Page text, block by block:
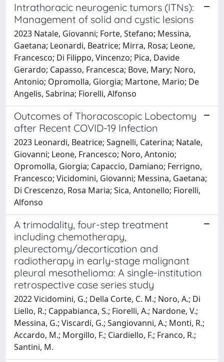
Intrathoracic neurogenic tumors (ITNs):
Management of solid and cystic lesions
2023 Natale, Giovanni; Forte, Stefano; Messina,
Gaetana; Leonardi, Beatrice; Mirra, Rosa; Leone,
Francesco; Di Filippo, Vincenzo; Pica, Davide
Gerardo; Capasso, Francesca; Bove, Mary; Noro,
Antonio; Opromolla, Giorgia; Martone, Mario; De
Angelis, Sabrina; Fiorelli, Alfonso
Outcomes of Thoracoscopic Lobectomy
after Recent COVID-19 Infection
2023 Leonardi, Beatrice; Sagnelli, Caterina; Natale,
Giovanni; Leone, Francesco; Noro, Antonio;
Opromolla, Giorgia; Capaccio, Damiano; Ferrigno,
Francesco; Vicidomini, Giovanni; Messina, Gaetana;
Di Crescenzo, Rosa Maria; Sica, Antonello; Fiorelli,
Alfonso
A trimodality, four-step treatment
including chemotherapy,
pleurectomy/decortication and
radiotherapy in early-stage malignant
pleural mesothelioma: A single-institution
retrospective case series study
2022 Vicidomini, G.; Della Corte, C. M.; Noro, A.; Di
Liello, R.; Cappabianca, S.; Fiorelli, A.; Nardone, V.;
Messina, G.; Viscardi, G.; Sangiovanni, A.; Monti, R.;
Accardo, M.; Morgillo, F.; Ciardiello, F.; Franco, R.;
Santini, M.